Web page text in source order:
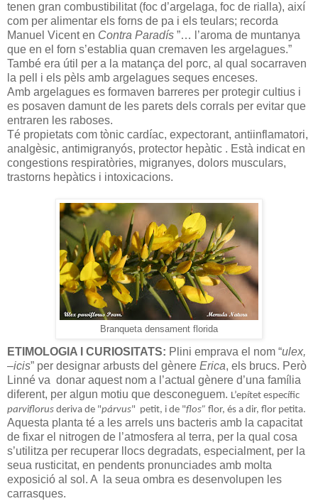
tenen gran combustibilitat (foc d’argelaga, foc de rialla), així
com per alimentar els forns de pa i els teulars; recorda
Manuel Vicent en Contra Paradís ”… l’aroma de muntanya
que en el forn s’establia quan cremaven les argelagues.”
També era útil per a la matança del porc, al qual socarraven
la pell i els pèls amb argelagues seques enceses.
Amb argelagues es formaven barreres per protegir cultius i
es posaven damunt de les parets dels corrals per evitar que
entraren les raboses.
Té propietats com tònic cardíac, expectorant, antiinflamatori,
analgèsic, antimigranyós, protector hepàtic . Està indicat en
congestions respiratòries, migranyes, dolors musculars,
trastorns hepàtics i intoxicacions.
Branqueta densament florida
ETIMOLOGIA I CURIOSITATS: Plini emprava el nom “ulex,
–icis” per designar arbusts del gènere Erica, els brucs. Però
Linné va donar aquest nom a l’actual gènere d’una família
diferent, per algun motiu que desconeguem. L’epítet específic
parviflorus deriva de "párvus" petit, i de "flos” flor, és a dir, flor petita.
Aquesta planta té a les arrels uns bacteris amb la capacitat
de fixar el nitrogen de l’atmosfera al terra, per la qual cosa
s’utilitza per recuperar llocs degradats, especialment, per la
seua rusticitat, en pendents pronunciades amb molta
exposició al sol. A la seua ombra es desenvolupen les
carrasques.